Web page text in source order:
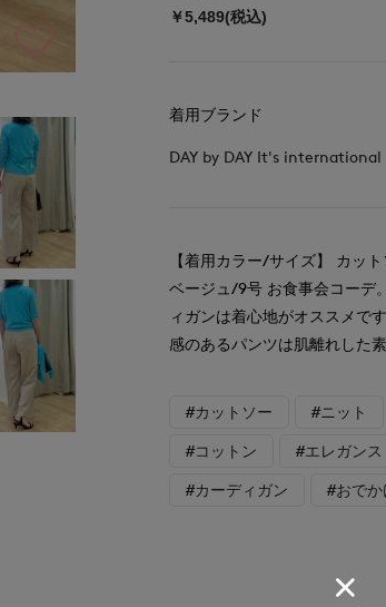
￥5,489(税込)
着用ブランド
DAY by DAY It's international
【着用カラー/サイズ】 カッ
ベージュ/9号 お食事会コーデ
ィガンは着心地がオススメで
感のあるパンツは肌離れした
#カットソー #ニット
#コットン #エレガンス
#カーディガン #おでか